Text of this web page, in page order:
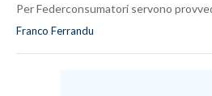
Per Federconsumatori servono
Franco Ferrandu